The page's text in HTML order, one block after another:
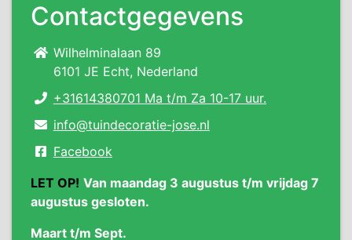
Contactgegevens
Wilhelminalaan 89
6101 JE Echt, Nederland
+31614380701 Ma t/m Za 10-17 uur.
info@tuindecoratie-jose.nl
Facebook
LET OP! Van maandag 3 augustus t/m vrijdag 7
augustus gesloten.
Maart t/m Sept.